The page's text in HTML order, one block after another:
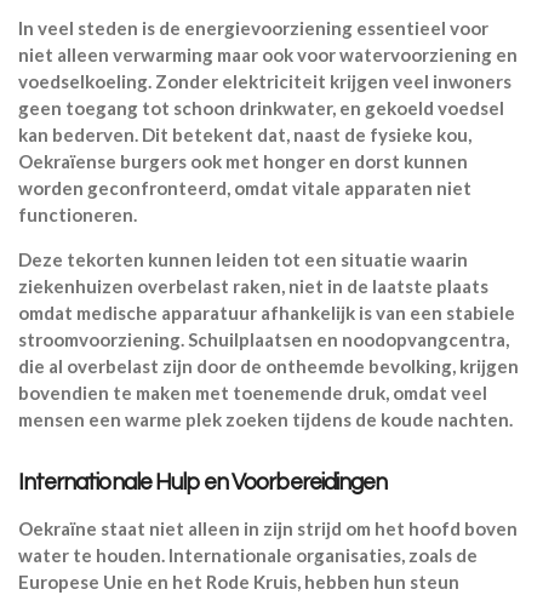
In veel steden is de energievoorziening essentieel voor
niet alleen verwarming maar ook voor watervoorziening en
voedselkoeling. Zonder elektriciteit krijgen veel inwoners
geen toegang tot schoon drinkwater, en gekoeld voedsel
kan bederven. Dit betekent dat, naast de fysieke kou,
Oekraïense burgers ook met honger en dorst kunnen
worden geconfronteerd, omdat vitale apparaten niet
functioneren.
Deze tekorten kunnen leiden tot een situatie waarin
ziekenhuizen overbelast raken, niet in de laatste plaats
omdat medische apparatuur afhankelijk is van een stabiele
stroomvoorziening. Schuilplaatsen en noodopvangcentra,
die al overbelast zijn door de ontheemde bevolking, krijgen
bovendien te maken met toenemende druk, omdat veel
mensen een warme plek zoeken tijdens de koude nachten.
Internationale Hulp en Voorbereidingen
Oekraïne staat niet alleen in zijn strijd om het hoofd boven
water te houden. Internationale organisaties, zoals de
Europese Unie en het Rode Kruis, hebben hun steun